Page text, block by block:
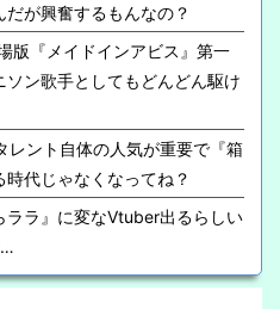
が興奮するもんなの？
版『メイドインアビス』第一
ン歌手としてもどんどん駆け
レント自体の人気が重要で『箱
時代じゃなくなってね？
ララ』に変なVtuber出るらしい
…